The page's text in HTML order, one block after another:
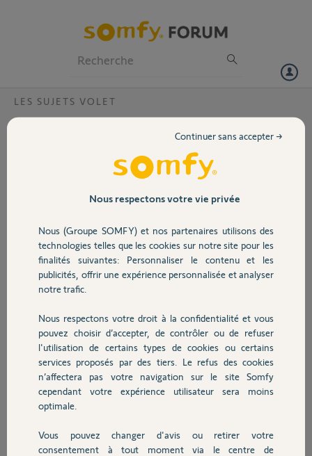
Volet
Sécurité
Domotique
Chauffage
Autres produits
Devis avec un pro
LES SUJETS VOLET
Le mode d'emploi pour paramétrer l'horloge chronis io n'est pas
explicite même incompréhensible. Avez vous une notice pour simple
particulier avec exemple à chaque étape.
Jean M.
il y a plus de 8 ans
Participer au fil de discussion
Réponses
Bonjour,
Il y a des supports vidéo:
https://youtu.be/N4mz5swzdSg
Ou alors demandez à votre installateur de se donner le mal...!
Nous respectons votre vie privée
Nous (Groupe SOMFY) et nos partenaires utilisons des
technologies telles que les cookies sur notre site pour les
finalités suivantes: Personnaliser le contenu et les
publicités, offrir une expérience personnalisée et analyser
notre trafic.
Nous respectons votre droit à la confidentialité et vous
pouvez choisir d’accepter, de contrôler ou de refuser
l'utilisation de certains types de cookies ou certains
services proposés par des tiers. Le refus des cookies
n’affectera pas votre navigation sur le site Somfy
cependant votre expérience utilisateur sera moins
optimale.
Vous pouvez changer d'avis ou retirer votre
consentement à tout moment via le centre de
Continuer sans accepter →